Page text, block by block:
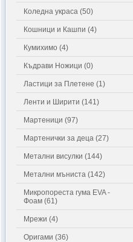
Коледна украса (50)
Кошници и Кашпи (4)
Кумихимо (4)
Къдрави Ножици (0)
Ластици за Плетене (1)
Ленти и Ширити (141)
Мартеници (97)
Мартенички за деца (27)
Метални висулки (144)
Метални мъниста (142)
Микропореста гума EVA -
Фоам (61)
Мрежи (4)
Оригами (36)